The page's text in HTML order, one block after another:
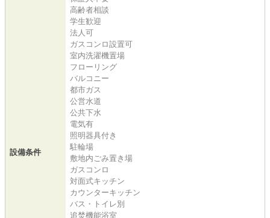
設備条件
高齢者相談
学生歓迎
法人可
ガスコンロ設置可
室内洗濯機置場
フローリング
バルコニー
都市ガス
公営水道
公共下水
電気有
照明器具付き
駐輪場
敷地内ごみ置き場
ガスコンロ
対面式キッチン
カウンターキッチン
バス・トイレ別
追焚機能浴室